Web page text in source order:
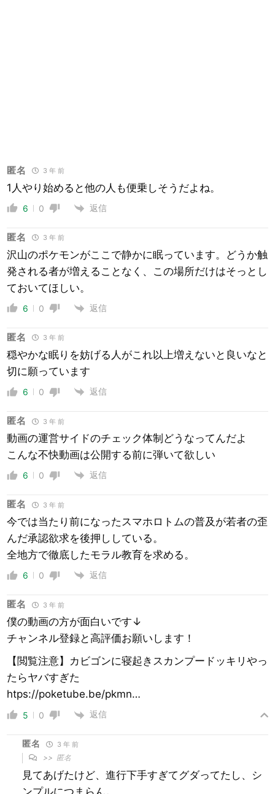
匿名 3 年 前
1人やり始めると他の人も便乗しそうだよね。
6 0 返信
匿名 3 年 前
沢山のポケモンがここで静かに眠っています。どうか触
発される者が増えることなく、この場所だけはそっとし
ておいてほしい。
6 0 返信
匿名 3 年 前
穏やかな眠りを妨げる人がこれ以上増えないと良いなと
切に願っています
6 0 返信
匿名 3 年 前
動画の運営サイドのチェック体制どうなってんだよ
こんな不快動画は公開する前に弾いて欲しい
6 0 返信
匿名 3 年 前
今では当たり前になったスマホロトムの普及が若者の歪
んだ承認欲求を後押ししている。
全地方で徹底したモラル教育を求める。
6 0 返信
匿名 3 年 前
僕の動画の方が面白いです↓
チャンネル登録と高評価お願いします！
【閲覧注意】カビゴンに寝起きスカンプードッキリやっ
たらヤバすぎた
htps://poketube.be/pkmn…
5 0 返信
匿名 3 年 前
>> 匿名
見てあげたけど、進行下手すぎてグダってたし、シ
ンプルにつまらん。